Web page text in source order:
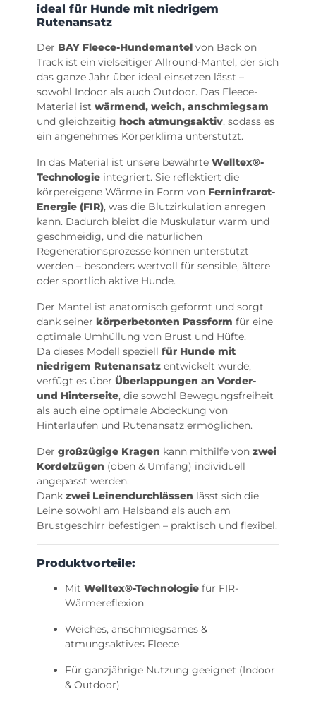
ideal für Hunde mit niedrigem
Rutenansatz
Der BAY Fleece-Hundemantel von Back on
Track ist ein vielseitiger Allround-Mantel, der sich
das ganze Jahr über ideal einsetzen lässt –
sowohl Indoor als auch Outdoor. Das Fleece-
Material ist wärmend, weich, anschmiegsam
und gleichzeitig hoch atmungsaktiv, sodass es
ein angenehmes Körperklima unterstützt.
In das Material ist unsere bewährte Welltex®-
Technologie integriert. Sie reflektiert die
körpereigene Wärme in Form von Ferninfrarot-
Energie (FIR), was die Blutzirkulation anregen
kann. Dadurch bleibt die Muskulatur warm und
geschmeidig, und die natürlichen
Regenerationsprozesse können unterstützt
werden – besonders wertvoll für sensible, ältere
oder sportlich aktive Hunde.
Der Mantel ist anatomisch geformt und sorgt
dank seiner körperbetonten Passform für eine
optimale Umhüllung von Brust und Hüfte.
Da dieses Modell speziell für Hunde mit
niedrigem Rutenansatz entwickelt wurde,
verfügt es über Überlappungen an Vorder-
und Hinterseite, die sowohl Bewegungsfreiheit
als auch eine optimale Abdeckung von
Hinterläufen und Rutenansatz ermöglichen.
Der großzügige Kragen kann mithilfe von zwei
Kordelzügen (oben & Umfang) individuell
angepasst werden.
Dank zwei Leinendurchlässen lässt sich die
Leine sowohl am Halsband als auch am
Brustgeschirr befestigen – praktisch und flexibel.
Produktvorteile:
Mit Welltex®-Technologie für FIR-
Wärmereflexion
Weiches, anschmiegsames &
atmungsaktives Fleece
Für ganzjährige Nutzung geeignet (Indoor
& Outdoor)